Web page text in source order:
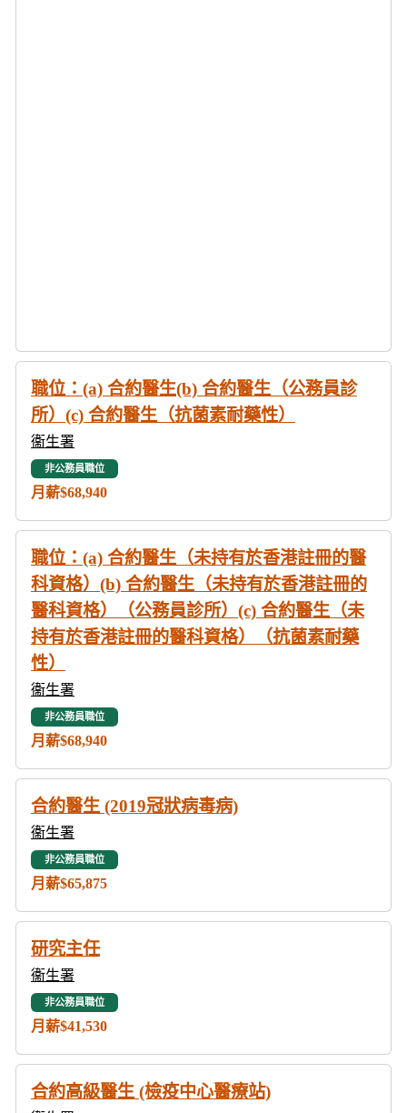
職位：(a) 合約醫生(b) 合約醫生（公務員診
所）(c) 合約醫生（抗菌素耐藥性）
衞生署
非公務員職位
月薪$68,940
職位：(a) 合約醫生（未持有於香港註冊的醫
科資格）(b) 合約醫生（未持有於香港註冊的
醫科資格）（公務員診所）(c) 合約醫生（未
持有於香港註冊的醫科資格）（抗菌素耐藥
性）
衞生署
非公務員職位
月薪$68,940
合約醫生 (2019冠狀病毒病)
衞生署
非公務員職位
月薪$65,875
研究主任
衞生署
非公務員職位
月薪$41,530
合約高級醫生 (檢疫中心醫療站)